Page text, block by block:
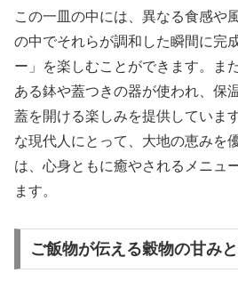
この一皿の中には、異なる食感や
の中でそれらが調和した瞬間に完
ー」を楽しむことができます。ま
ある鉢や蓋つきの器が使われ、保
蓋を開ける楽しみを提供していま
な現代人にとって、大地の恵みを
は、心身ともに癒やされるメニュ
ます。
ご飯物が伝える穀物の甘み